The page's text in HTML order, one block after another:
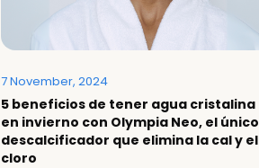
7 November, 2024
5 beneficios de tener agua cristalina
en invierno con Olympia Neo, el único
descalcificador que elimina la cal y el
cloro